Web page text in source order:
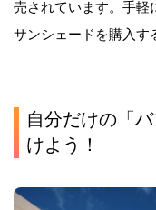
売されています。手軽
サンシェードを購入す
自分だけの「
けよう！